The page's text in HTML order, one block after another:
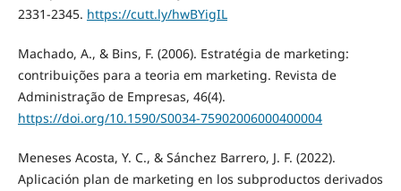
2331-2345. https://cutt.ly/hwBYigIL
Machado, A., & Bins, F. (2006). Estratégia de marketing:
contribuições para a teoria em marketing. Revista de
Administração de Empresas, 46(4).
https://doi.org/10.1590/S0034-75902006000400004
Meneses Acosta, Y. C., & Sánchez Barrero, J. F. (2022).
Aplicación plan de marketing en los subproductos derivados